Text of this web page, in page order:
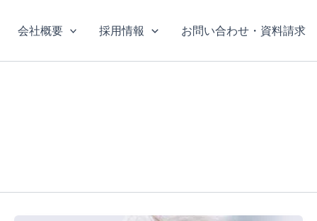
会社概要 採用情報 お問い合わせ・資料請求